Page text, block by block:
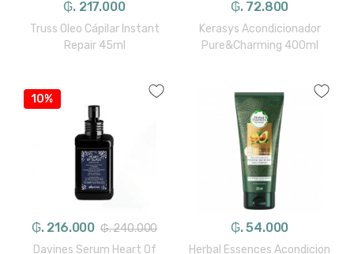
₲. 217.000
Truss Oleo Cápilar Instant
Repair 45ml
₲. 72.800
Kerasys Acondicionador
Pure&Charming 400ml
10%
₲. 216.000 ₲. 240.000
Davines Serum Heart Of
₲. 54.000
Herbal Essences Acondicion